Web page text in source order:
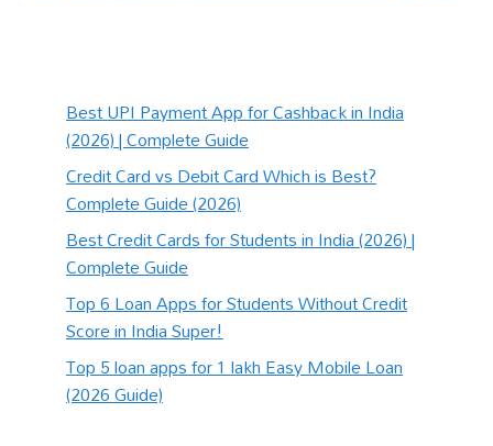
Best UPI Payment App for Cashback in India
(2026) | Complete Guide
Credit Card vs Debit Card Which is Best?
Complete Guide (2026)
Best Credit Cards for Students in India (2026) |
Complete Guide
Top 6 Loan Apps for Students Without Credit
Score in India Super!
Top 5 loan apps for 1 lakh Easy Mobile Loan
(2026 Guide)